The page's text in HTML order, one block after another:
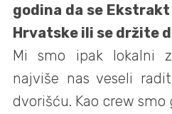
godina da se
Hrvatske ili se držite
Mi smo ipak lokalni
najviše nas veseli
dvorišću. Kao crew